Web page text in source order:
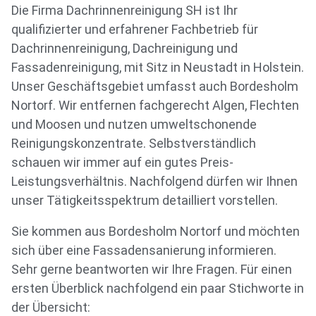
Die Firma Dachrinnenreinigung SH ist Ihr
qualifizierter und erfahrener Fachbetrieb für
Dachrinnenreinigung, Dachreinigung und
Fassadenreinigung, mit Sitz in Neustadt in Holstein.
Unser Geschäftsgebiet umfasst auch Bordesholm
Nortorf. Wir entfernen fachgerecht Algen, Flechten
und Moosen und nutzen umweltschonende
Reinigungskonzentrate. Selbstverständlich
schauen wir immer auf ein gutes Preis-
Leistungsverhältnis. Nachfolgend dürfen wir Ihnen
unser Tätigkeitsspektrum detailliert vorstellen.
Sie kommen aus Bordesholm Nortorf und möchten
sich über eine Fassadensanierung informieren.
Sehr gerne beantworten wir Ihre Fragen. Für einen
ersten Überblick nachfolgend ein paar Stichworte in
der Übersicht: